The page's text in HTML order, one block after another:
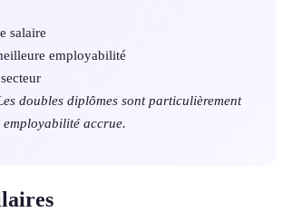
salaire
employabilité
doubles diplômes sont particulièrement
accrue.